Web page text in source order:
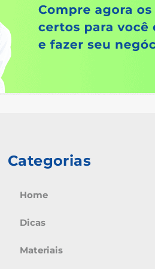
Categorias
Home
Dicas
Materiais